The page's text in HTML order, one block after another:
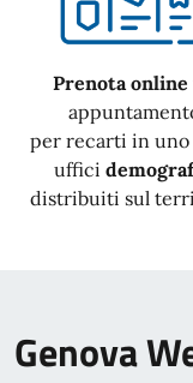
Prenota online
per recarti in uno
uffici
distribuiti sul
Genova